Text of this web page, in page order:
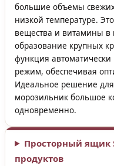
большие объемы
низкой температуре.
вещества и витамины в
образование крупных
функция
режим, обеспечивая
Идеальное решение для
морозильник большое
одновременно.
Просторный ящик
продуктов